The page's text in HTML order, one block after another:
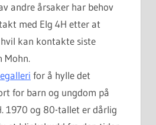
andre årsaker har behov
med Elg 4H etter at
kan kontakte siste
Mohn.
for å hylle det
for barn og ungdom på
1970 og 80-tallet er dårlig